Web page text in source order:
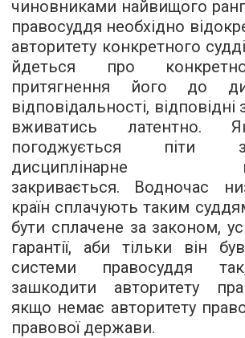
чиновниками найвищого
правосуддя необхідно
авторитету конкретного
йдеться про
притягнення його до
відповідальності,
вживатись латентно.
погоджується піти
дисциплінарне
закривається. Водночас
країн сплачують таким
бути сплачене за законом,
гарантії, аби тільки він
системи правосуддя
зашкодити авторитету
якщо немає авторитету
правової держави.